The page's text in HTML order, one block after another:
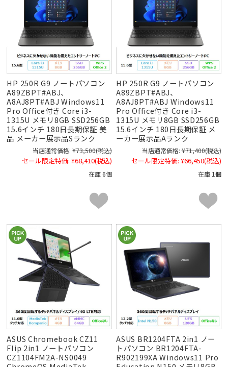
HP 250R G9 ノートパソコン
A89ZBPT#ABJ、
A8AJ8PT#ABJ Windows11
Pro Office付き Core i3-
1315U メモリ8GB SSD256GB
15.6インチ 180日長期保証 美
品 メーカー展示品Sランク
当店通常価格: ¥73,500(税込)
セール限定特価: ¥68,410(税込)
在庫 6個
HP 250R G9 ノートパソコン
A89ZBPT#ABJ、
A8AJ8PT#ABJ Windows11
Pro Office付き Core i3-
1315U メモリ8GB SSD256GB
15.6インチ 180日長期保証 メ
ーカー展示品Aランク
当店通常価格: ¥71,400(税込)
セール限定特価: ¥66,450(税込)
在庫 1個
ASUS Chromebook CZ11
Flip 2in1 ノートパソコン
CZ1104FM2A-NS0049
ASUS BR1204FTA 2in1 ノー
トパソコン BR1204FTA-
R902199XA Windows11 Pro